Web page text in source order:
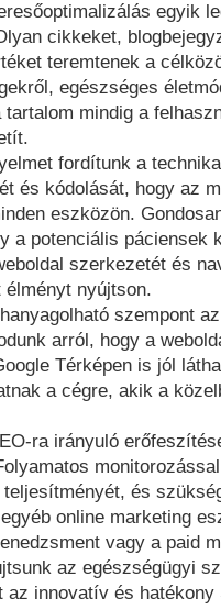
egyik
cikkeket,
teremtenek a
egészséges
mindig a
fordítunk a
és kódolását, hogy az
eszközön.
a potenciális páciensek
szerkezetét és
nyújtson.
szempont
arról, hogy a
Térképen is jól
a cégre, akik a
ra irányuló
és
online marketing
vagy a paid
az egészségügyi
az innovatív és